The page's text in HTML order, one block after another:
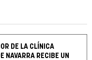
DE LA CLÍNICA
NAVARRA RECIBE UN